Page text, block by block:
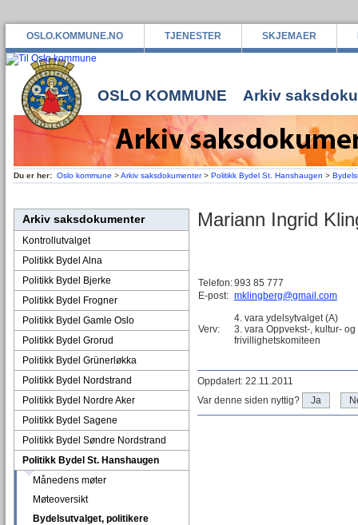
OSLO.KOMMUNE.NO TJENESTER SKJEMAER
OSLO KOMMUNE Arkiv
Du er her: Oslo kommune >Arkiv saksdokumenter> Politikk Bydel St. Hanshaugen >
Arkiv saksdokumenter
Kontrollutvalget
Politikk Bydel Alna
Politikk Bydel Bjerke
Politikk Bydel Frogner
Politikk Bydel Gamle Oslo
Politikk Bydel Grorud
Politikk Bydel Grünerløkka
Politikk Bydel Nordstrand
Politikk Bydel Nordre Aker
Politikk Bydel Sagene
Politikk Bydel Søndre Nordstrand
Politikk Bydel St. Hanshaugen
Månedens møter
Møteoversikt
Bydelsutvalget, politikere
Mariann Ingrid
Telefon:993 85 777
E-post: mklingberg@gmail.com
Verv:
4. vara ydelsytvalget (A)
3. vara Oppvekst-, kultur- og
frivillighetskomiteen
Oppdatert: 22.11.2011
Var denne siden nyttig?
Ja